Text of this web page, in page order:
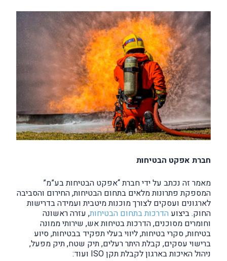
חברת אפקט הבטיחות
מאמר זה נכתב על ידי חברת “אפקט הבטיחות בע”מ”
המספקת פתרונות מלאים בתחום הבטיחות, החירום והסביבה
לארגונים ועסקים לצורך מוכנות מיטבית ועמידה בדרישות
החוק. ביצוע הדרכות בתחום הבטיחות, עזרה ראשונה
וחומרים מסוכנים, הדרכות בטיחות אש, שירותי ממונה
בטיחות, סקרי בטיחות, ליווי בעלי תפקיד בבטיחות, סיוע
ברישוי עסקים, קבלת היתר רעלים, תיק שטח, תיק מפעל,
ניהול האיכות בארגון לקבלת תקן ISO ועוד: